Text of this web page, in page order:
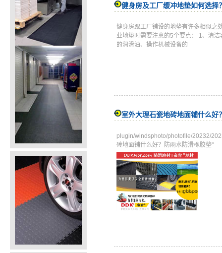
健身房及工厂缓冲地垫如何选择
健身房跟工厂铺设的地垫有许多相似之
业地垫时需要注意的5个要点： 1、清
的润滑油、操作机械设备的
室外大理石瓷地砖地面铺什么好
plugin/windsphoto/photofile/20232/
砖地面铺什么好？防雨水防滑橡胶垫"